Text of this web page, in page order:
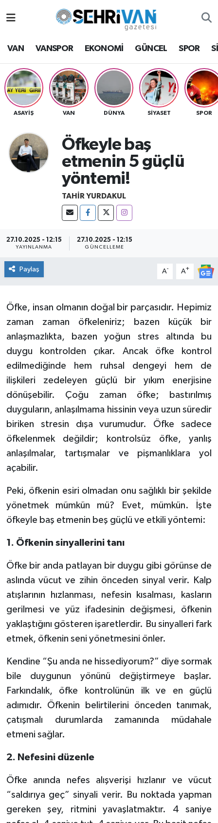
VAN VANSPOR EKONOMİ GÜNCEL SPOR
ASAYİŞ VAN DÜNYA SİYASET SPOR
Öfkeyle baş
etmenin 5 güçlü
yöntemi!
TAHIR YURDAKUL
27.10.2025 - 12:15
YAYINLANMA
27.10.2025 - 12:15
GÜNCELLEME
Paylaş A- A+
Öfke, insan olmanın doğal bir parçasıdır. Hepimiz
zaman zaman öfkeleniriz; bazen küçük bir
anlaşmazlıkta, bazen yoğun stres altında bu
duygu kontrolden çıkar. Ancak öfke kontrol
edilmediğinde hem ruhsal dengeyi hem de
ilişkileri zedeleyen güçlü bir yıkım enerjisine
dönüşebilir. Çoğu zaman öfke; bastırılmış
duyguların, anlaşılmama hissinin veya uzun süredir
biriken stresin dışa vurumudur. Öfke sadece
öfkelenmek değildir; kontrolsüz öfke, yanlış
anlaşılmalar, tartışmalar ve pişmanlıklara yol
açabilir.
Peki, öfkenin esiri olmadan onu sağlıklı bir şekilde
yönetmek mümkün mü? Evet, mümkün. İşte
öfkeyle baş etmenin beş güçlü ve etkili yöntemi:
1. Öfkenin sinyallerini tanı
Öfke bir anda patlayan bir duygu gibi görünse de
aslında vücut ve zihin önceden sinyal verir. Kalp
atışlarının hızlanması, nefesin kısalması, kasların
gerilmesi ve yüz ifadesinin değişmesi, öfkenin
yaklaştığını gösteren işaretlerdir. Bu sinyalleri fark
etmek, öfkenin seni yönetmesini önler.
Kendine “Şu anda ne hissediyorum?” diye sormak
bile duygunun yönünü değiştirmeye başlar.
Farkındalık, öfke kontrolünün ilk ve en güçlü
adımıdır. Öfkenin belirtilerini önceden tanımak,
çatışmalı durumlarda zamanında müdahale
etmeni sağlar.
2. Nefesini düzenle
Öfke anında nefes alışverişi hızlanır ve vücut
“saldırıya geç” sinyali verir. Bu noktada yapman
gereken şey, ritmini yavaşlatmaktır. 4 saniye
Van Hava Durumu
VAN Namaz Vakitleri
Van Trafik Yoğunluk Haritası
Süper Lig Puan Durumu ve Fikstür
Tüm Manşetler
Son Dakika Haberleri
Haber Arşivi